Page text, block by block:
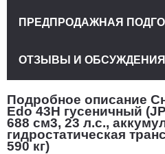
Подробное описание
Edo 43H гусеничный
688 см3, 23 л.с.,
гидростатическая
590 кг)
ПРЕДПРОДАЖНАЯ
ОТЗЫВЫ И ОБСУЖДЕНИЯ